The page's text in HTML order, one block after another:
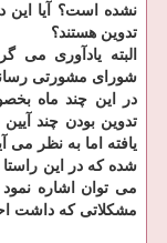
نشده است؟ آیا این
تدوین هستند؟
البته یادآوری می
شورای مشورتی
در این چند ماه
تدوین بودن چند
یافته اما به نظر می
شده كه در این
می توان اشاره
مشكلاتی كه داشت